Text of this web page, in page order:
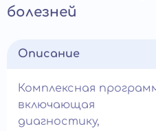
болезней
Описание
Комплексная
включающая
диагностику,